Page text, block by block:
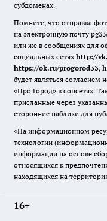
субдоменах.
Помните, что отправка
на электронную почту
или же в сообщениях для
социальных сетях http://
https://ok.ru/progorod33,
будет являться согласием
«Про Город» в соцсетях.
присланные через
сторонние паблики для
«На информационном
технологии
информации на основе
относящихся к
находящихся на
16+